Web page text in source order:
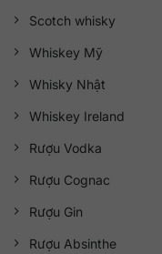
Scotch whisky
Whiskey Mỹ
Whisky Nhật
Whiskey Ireland
Rượu Vodka
Rượu Cognac
Rượu Gin
Rượu Absinthe